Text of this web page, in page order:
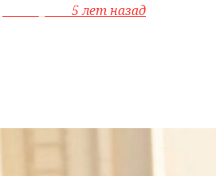
5 лет назад